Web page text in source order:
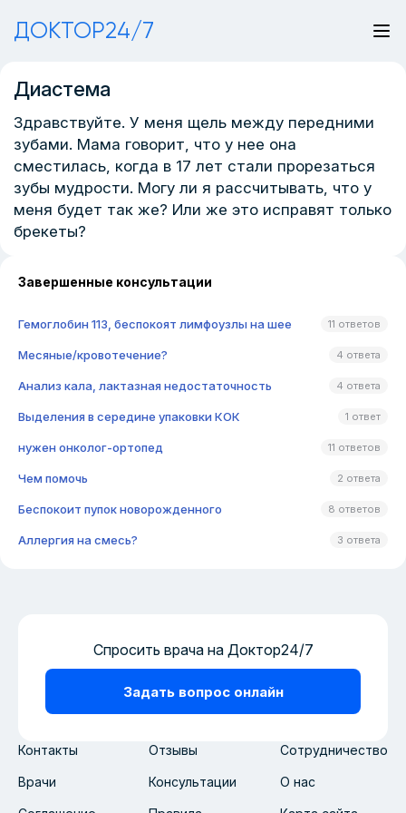
ДОКТОР24/7
Диастема
Здравствуйте. У меня щель между передними
зубами. Мама говорит, что у нее она
сместилась, когда в 17 лет стали прорезаться
зубы мудрости. Могу ли я рассчитывать, что у
меня будет так же? Или же это исправят только
брекеты?
Завершенные консультации
Гемоглобин 113, беспокоят лимфоузлы на шее 11 ответов
Месяные/кровотечение? 4 ответа
Анализ кала, лактазная недостаточность 4 ответа
Выделения в середине упаковки КОК 1 ответ
нужен онколог-ортопед 11 ответов
Чем помочь 2 ответа
Беспокоит пупок новорожденного 8 ответов
Аллергия на смесь? 3 ответа
Контакты Отзывы Сотрудничество
Врачи Консультации О нас
Спросить врача на Доктор24/7
Задать вопрос онлайн